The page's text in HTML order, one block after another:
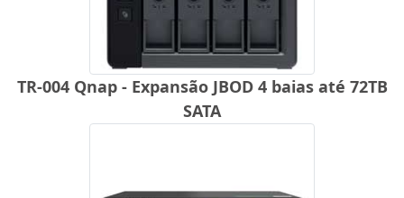
TR-004 Qnap - Expansão JBOD 4 baias até 72TB
SATA